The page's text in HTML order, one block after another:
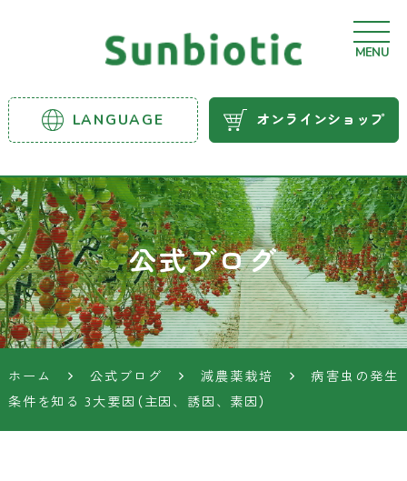
サンビ
ック農
業資材
LANGUAGE オンラインショップ
MENU
公式ブログ
ホーム 公式ブログ 減農薬栽培
病害虫の発生
条件を知る 3大要因（主因、誘因、素因）